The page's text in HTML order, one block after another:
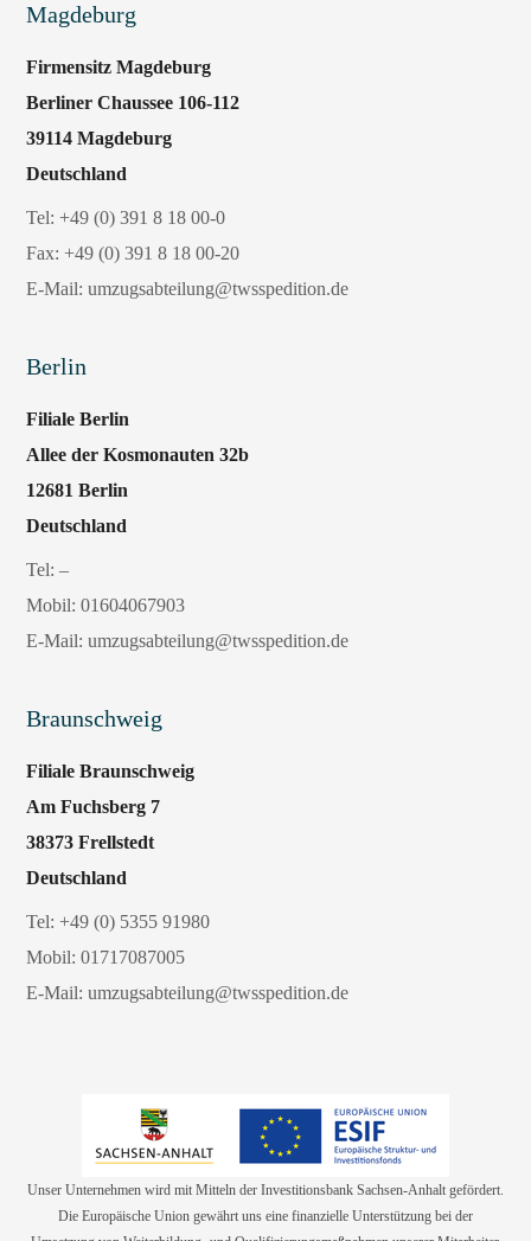
Magdeburg
Firmensitz Magdeburg
Berliner Chaussee 106-112
39114 Magdeburg
Deutschland
Tel:+49 (0) 391 8 18 00-0
Fax:+49 (0) 391 8 18 00-20
E-Mail:umzugsabteilung@twsspedition.de
Berlin
Filiale Berlin
Allee der Kosmonauten 32b
12681 Berlin
Deutschland
Tel: –
Mobil:01604067903
E-Mail:umzugsabteilung@twsspedition.de
Braunschweig
Filiale Braunschweig
Am Fuchsberg 7
38373 Frellstedt
Deutschland
Tel:+49 (0) 5355 91980
Mobil:01717087005
E-Mail:umzugsabteilung@twsspedition.de
Unser Unternehmen wird mit Mitteln der Investitionsbank Sachsen-Anhalt gefördert.
Die Europäische Union gewährt uns eine finanzielle Unterstützung bei der